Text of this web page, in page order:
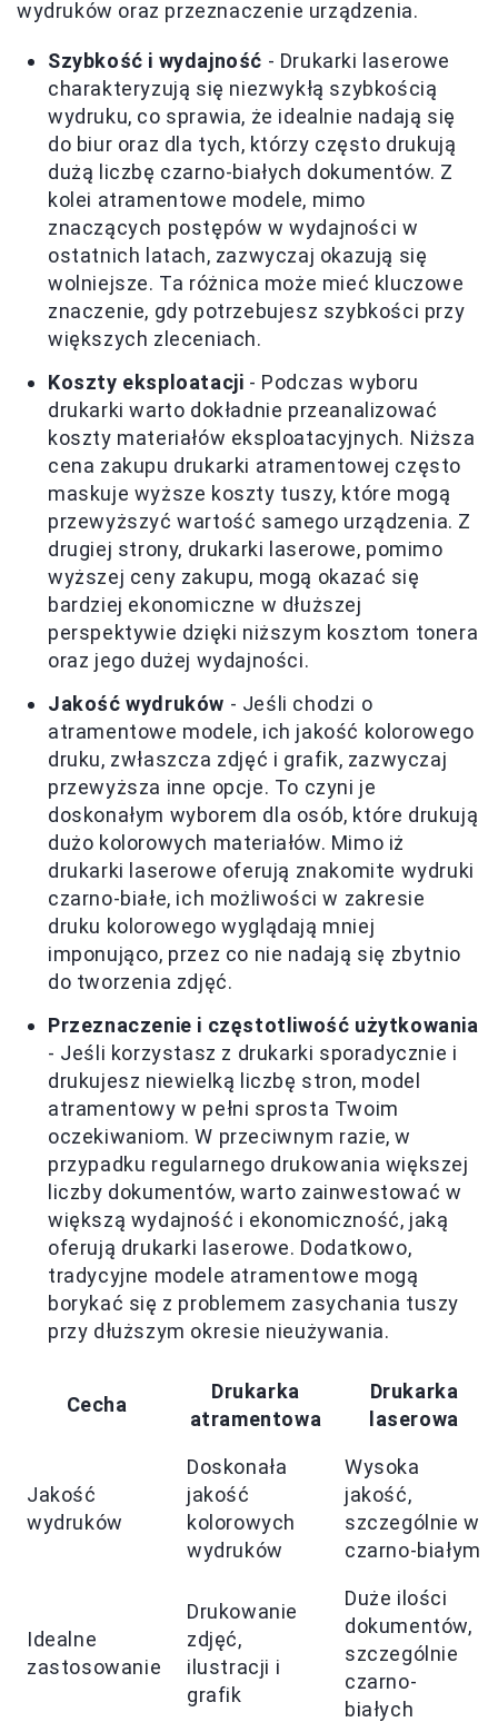
wydruków oraz przeznaczenie urządzenia.
Szybkość i wydajność - Drukarki laserowe
charakteryzują się niezwykłą szybkością
wydruku, co sprawia, że idealnie nadają się
do biur oraz dla tych, którzy często drukują
dużą liczbę czarno-białych dokumentów. Z
kolei atramentowe modele, mimo
znaczących postępów w wydajności w
ostatnich latach, zazwyczaj okazują się
wolniejsze. Ta różnica może mieć kluczowe
znaczenie, gdy potrzebujesz szybkości przy
większych zleceniach.
Koszty eksploatacji - Podczas wyboru
drukarki warto dokładnie przeanalizować
koszty materiałów eksploatacyjnych. Niższa
cena zakupu drukarki atramentowej często
maskuje wyższe koszty tuszy, które mogą
przewyższyć wartość samego urządzenia. Z
drugiej strony, drukarki laserowe, pomimo
wyższej ceny zakupu, mogą okazać się
bardziej ekonomiczne w dłuższej
perspektywie dzięki niższym kosztom tonera
oraz jego dużej wydajności.
Jakość wydruków - Jeśli chodzi o
atramentowe modele, ich jakość kolorowego
druku, zwłaszcza zdjęć i grafik, zazwyczaj
przewyższa inne opcje. To czyni je
doskonałym wyborem dla osób, które drukują
dużo kolorowych materiałów. Mimo iż
drukarki laserowe oferują znakomite wydruki
czarno-białe, ich możliwości w zakresie
druku kolorowego wyglądają mniej
imponująco, przez co nie nadają się zbytnio
do tworzenia zdjęć.
Przeznaczenie i częstotliwość użytkowania
- Jeśli korzystasz z drukarki sporadycznie i
drukujesz niewielką liczbę stron, model
atramentowy w pełni sprosta Twoim
oczekiwaniom. W przeciwnym razie, w
przypadku regularnego drukowania większej
liczby dokumentów, warto zainwestować w
większą wydajność i ekonomiczność, jaką
oferują drukarki laserowe. Dodatkowo,
tradycyjne modele atramentowe mogą
borykać się z problemem zasychania tuszy
przy dłuższym okresie nieużywania.
Cecha
Drukarka
atramentowa
Drukarka
laserowa
Jakość
wydruków
Doskonała
jakość
kolorowych
wydruków
Wysoka
jakość,
szczególnie w
czarno-białym
Idealne
zastosowanie
Drukowanie
zdjęć,
ilustracji i
grafik
Duże ilości
dokumentów,
szczególnie
czarno-
białych